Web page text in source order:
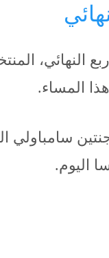
النهائي،
المساء.
سامباولي
اليوم.